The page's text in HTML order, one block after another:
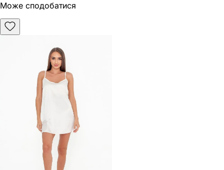
Може сподобатися